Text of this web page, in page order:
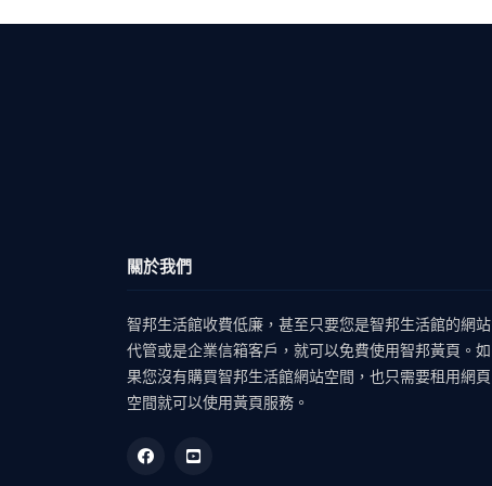
關於我們
智邦生活館收費低廉，甚至只要您是智邦生活館的網站
代管或是企業信箱客戶，就可以免費使用智邦黃頁。如
果您沒有購買智邦生活館網站空間，也只需要租用網頁
空間就可以使用黃頁服務。